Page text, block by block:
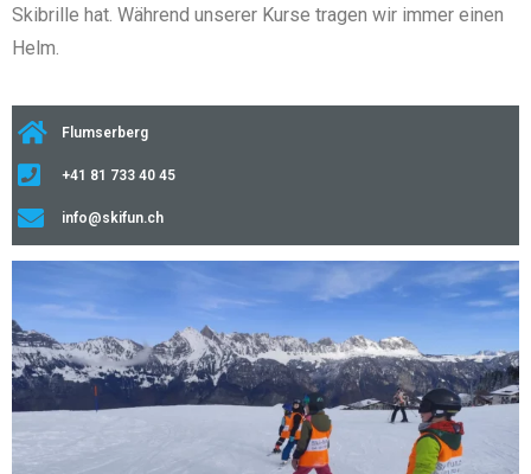
Skibrille hat. Während unserer Kurse tragen wir immer einen
Helm.
Flumserberg
+41 81 733 40 45
info@skifun.ch